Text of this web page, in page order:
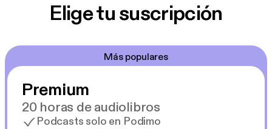
Elige tu suscripción
Más populares
Premium
20 horas de audiolibros
Podcasts solo en Podimo